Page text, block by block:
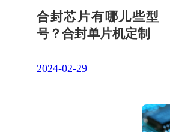
合封芯片有哪儿些型
号？合封单片机定制
2024-02-29